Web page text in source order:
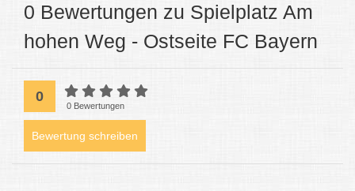
0 Bewertungen zu Spielplatz Am
hohen Weg - Ostseite FC Bayern
0
0 Bewertungen
Bewertung schreiben